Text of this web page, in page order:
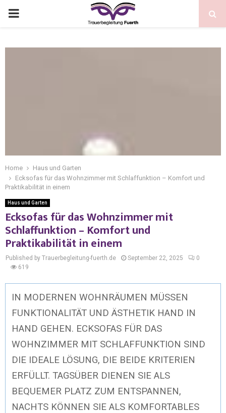
Home
Haus und Garten
Ecksofas für das Wohnzimmer mit Schlaffunktion – Komfort und
Praktikabilität in einem
Haus und Garten
Ecksofas für das Wohnzimmer mit
Schlaffunktion – Komfort und
Praktikabilität in einem
Published by Trauerbegleitung-fuerth.de September 22, 2025
0
619
IN MODERNEN WOHNRÄUMEN MÜSSEN
FUNKTIONALITÄT UND ÄSTHETIK HAND IN
HAND GEHEN. ECKSOFAS FÜR DAS
WOHNZIMMER MIT SCHLAFFUNKTION SIND
DIE IDEALE LÖSUNG, DIE BEIDE KRITERIEN
ERFÜLLT. TAGSÜBER DIENEN SIE ALS
BEQUEMER PLATZ ZUM ENTSPANNEN,
NACHTS KÖNNEN SIE ALS KOMFORTABLES